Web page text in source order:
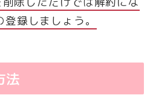
録しましょう。
法